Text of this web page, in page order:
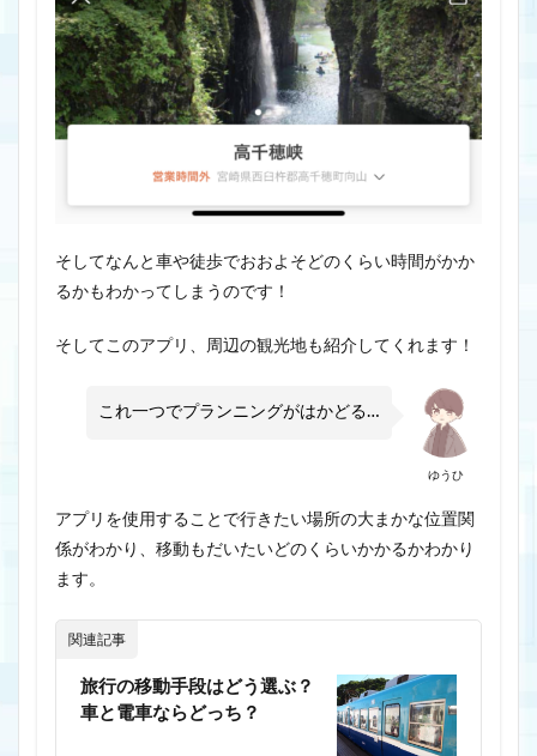
そしてなんと車や徒歩でおおよそどのくらい時間がかか
るかもわかってしまうのです！
そしてこのアプリ、周辺の観光地も紹介してくれます！
ゆうひ
これ一つでプランニングがはかどる…
アプリを使用することで行きたい場所の大まかな位置関
係がわかり、移動もだいたいどのくらいかかるかわかり
ます。
関連記事
旅行の移動手段はどう選ぶ？
車と電車ならどっち？